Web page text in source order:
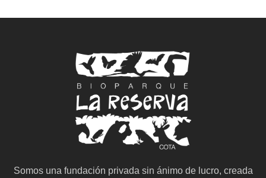
Somos una fundación privada sin ánimo de lucro, creada